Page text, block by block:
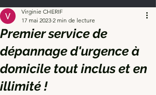
Premier service de
dépannage d'urgence à
domicile tout inclus et en
illimité !
Virginie CHERIF
17 mai 2023 2 min de lecture